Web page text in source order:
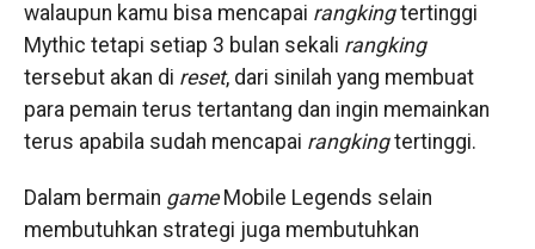
walaupun kamu bisa mencapai rangkingtertinggi
Mythic tetapi setiap 3 bulan sekali rangking
tersebut akan di reset, dari sinilah yang membuat
para pemain terus tertantang dan ingin memainkan
terus apabila sudah mencapai rangkingtertinggi.
Dalam bermain gameMobile Legends selain
membutuhkan strategi juga membutuhkan